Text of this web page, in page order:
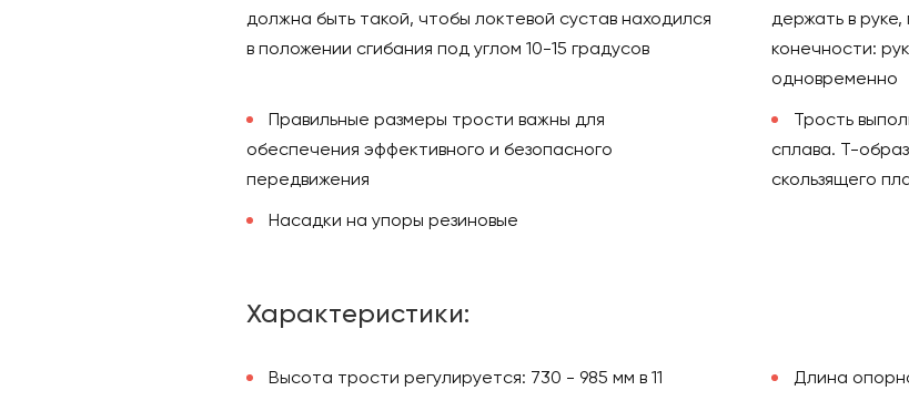
должна быть такой, чтобы локтевой сустав находился
в положении сгибания под углом 10-15 градусов
держать в
конечности:
одновременно
Правильные размеры трости важны для
обеспечения эффективного и безопасного
передвижения
Трость
сплава. Т-
скользящего
Насадки на упоры резиновые
Характеристики:
Высота трости регулируется: 730 - 985 мм в 11
Длина